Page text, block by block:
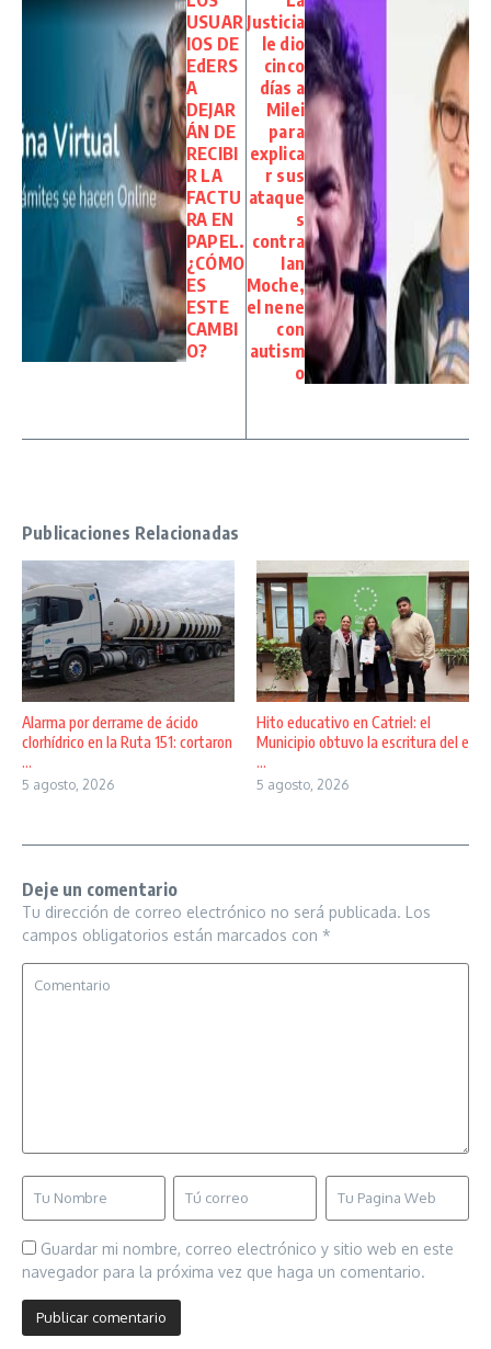
USUAR
IOS DE
EdERS
A
DEJAR
ÁN DE
RECIBI
R LA
FACTU
RA EN
PAPEL.
¿CÓMO
ES
ESTE
CAMBI
O?
Justicia
le dio
cinco
días a
Milei
para
explica
r sus
ataque
s
contra
Ian
Moche,
el nene
con
autism
o
Publicaciones Relacionadas
Alarma por derrame de ácido
clorhídrico en la Ruta 151: cortaron
...
5 agosto, 2026
Hito educativo en Catriel: el
Municipio obtuvo la escritura del e
...
5 agosto, 2026
Deje un comentario
Tu dirección de correo electrónico no será publicada. Los
campos obligatorios están marcados con *
Guardar mi nombre, correo electrónico y sitio web en este
navegador para la próxima vez que haga un comentario.